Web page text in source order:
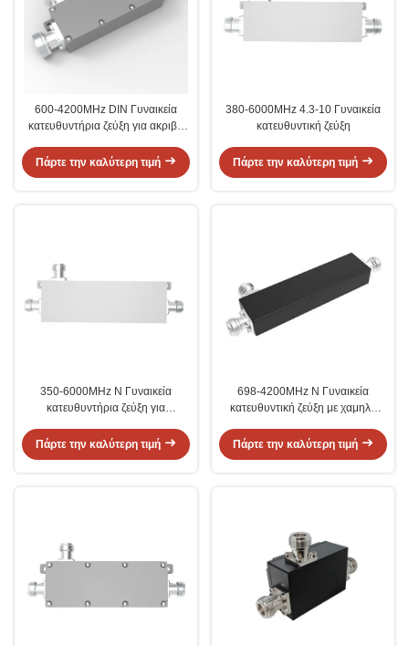
600-4200MHz DIN Γυναικεία
κατευθυντήρια ζεύξη για ακριβή
Πάρτε την καλύτερη τιμή
380-6000MHz 4.3-10 Γυναικεία
κατευθυντική ζεύξη
Πάρτε την καλύτερη τιμή
350-6000MHz N Γυναικεία
κατευθυντήρια ζεύξη για
επικοινωνίας
Πάρτε την καλύτερη τιμή
698-4200MHz N Γυναικεία
κατευθυντική ζεύξη με χαμηλό
Πάρτε την καλύτερη τιμή